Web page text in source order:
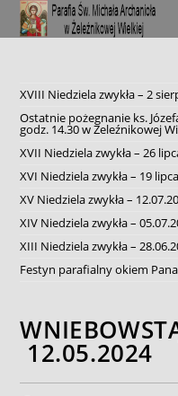
Skip
content
XVIII Niedziela zwykła – 2
Ostatnie pożegnanie ks.
godz. 14.30 w Żeleźnikowej
XVII Niedziela zwykła – 26
XVI Niedziela zwykła – 19
XV Niedziela zwykła –
XIV Niedziela zwykła –
XIII Niedziela zwykła –
Festyn parafialny okiem
12.05.2024